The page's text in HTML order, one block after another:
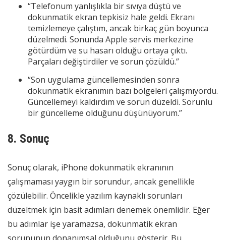
“Telefonum yanlışlıkla bir sıvıya düştü ve
dokunmatik ekran tepkisiz hale geldi. Ekranı
temizlemeye çalıştım, ancak birkaç gün boyunca
düzelmedi. Sonunda Apple servis merkezine
götürdüm ve su hasarı olduğu ortaya çıktı.
Parçaları değiştirdiler ve sorun çözüldü.”
“Son uygulama güncellemesinden sonra
dokunmatik ekranımın bazı bölgeleri çalışmıyordu.
Güncellemeyi kaldırdım ve sorun düzeldi. Sorunlu
bir güncelleme olduğunu düşünüyorum.”
8. Sonuç
Sonuç olarak, iPhone dokunmatik ekranının
çalışmaması yaygın bir sorundur, ancak genellikle
çözülebilir. Öncelikle yazılım kaynaklı sorunları
düzeltmek için basit adımları denemek önemlidir. Eğer
bu adımlar işe yaramazsa, dokunmatik ekran